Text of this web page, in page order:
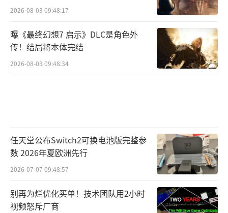
2026-08-03 09:48:17
曝《最终幻想7 启示》DLC是角色外
传！结局将本体完结
2026-08-03 09:48:34
任天堂公布Switch2可换电池版完整参
数 2026年夏欧洲先行
2026-07-07 09:48:57
别再为烂优化买单！技术团队用2小时
视频怒斥厂商